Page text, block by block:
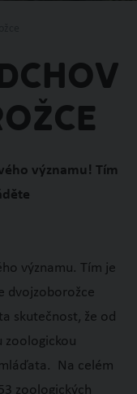
významu! Tím
významu. Tím je
dvojzoborožce
skutečnost, že od
zoologickou
Na celém
zoologických